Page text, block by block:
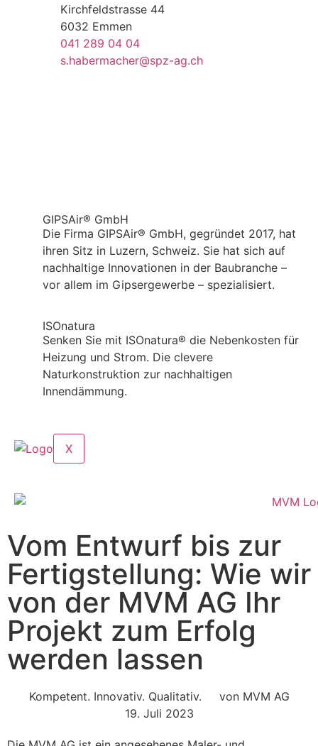
Kirchfeldstrasse 44
6032 Emmen
041 289 04 04
s.habermacher@spz-ag.ch
GIPSAir® GmbH
Die Firma GIPSAir® GmbH, gegründet 2017, hat
ihren Sitz in Luzern, Schweiz. Sie hat sich auf
nachhaltige Innovationen in der Baubranche –
vor allem im Gipsergewerbe – spezialisiert.
ISOnatura
Senken Sie mit ISOnatura® die Nebenkosten für
Heizung und Strom. Die clevere
Naturkonstruktion zur nachhaltigen
Innendämmung.
X
Vom Entwurf bis zur
Fertigstellung: Wie wir
von der MVM AG Ihr
Projekt zum Erfolg
werden lassen
Kompetent. Innovativ. Qualitativ. von MVM AG
19. Juli 2023